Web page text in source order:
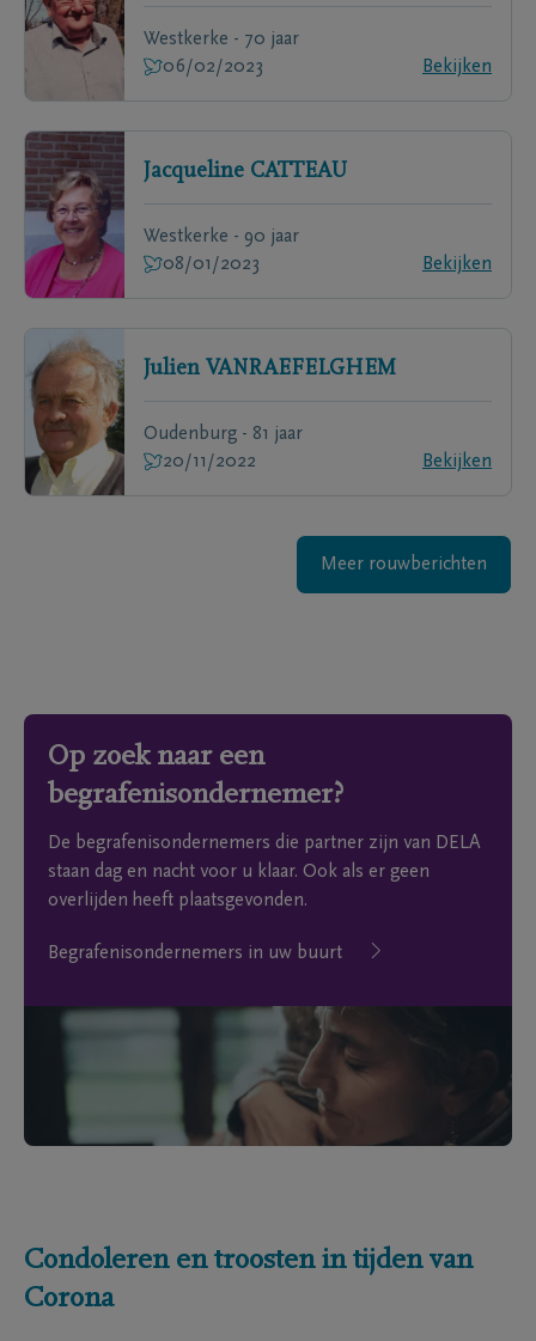
Westkerke - 70 jaar
06/02/2023
Bekijken
Jacqueline CATTEAU
Westkerke - 90 jaar
08/01/2023
Bekijken
Julien VANRAEFELGHEM
Oudenburg - 81 jaar
20/11/2022
Bekijken
Meer rouwberichten
Op zoek naar een
begrafenisondernemer?
De begrafenisondernemers die partner zijn van DELA
staan dag en nacht voor u klaar. Ook als er geen
overlijden heeft plaatsgevonden.
Begrafenisondernemers in uw buurt
Condoleren en troosten in tijden van
Corona